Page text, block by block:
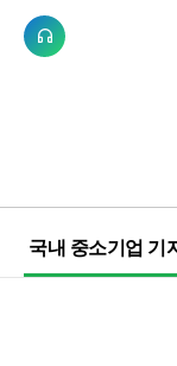
국내 중소기업 기